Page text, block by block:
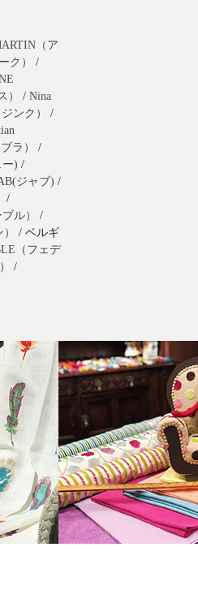
（ア
ク）
/
） / Nina
ンク）
/
ラ）
/
ー) /
ジャブ) /
/
ル）
/
/ ベルギ
（フェデ
/